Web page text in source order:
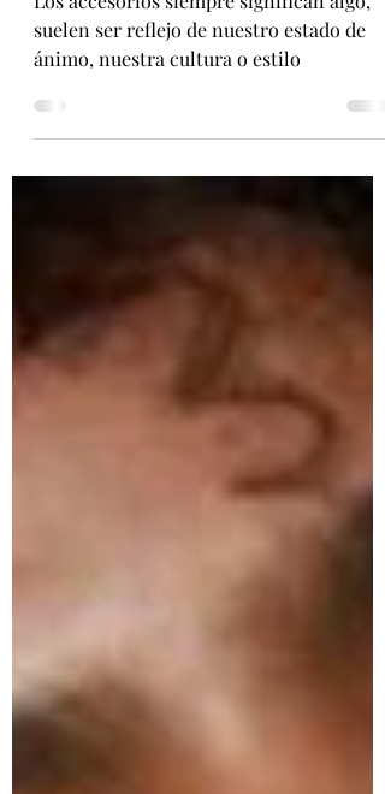
perfecto para ti
Los accesorios siempre significan algo,
suelen ser reflejo de nuestro estado de